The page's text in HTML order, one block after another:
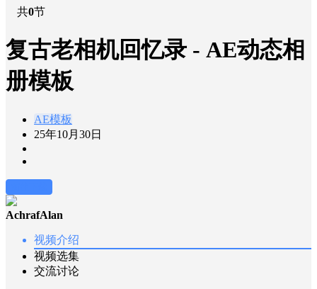
共0节
复古老相机回忆录 - AE动态相
册模板
AE模板
25年10月30日
AchrafAlan
视频介绍
视频选集
交流讨论